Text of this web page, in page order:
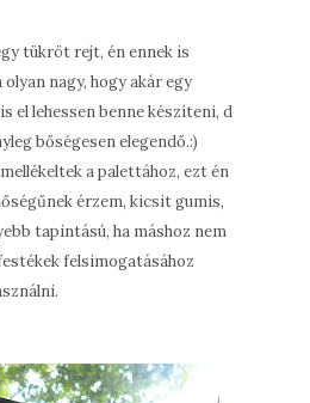
tükröt rejt, én ennek is
nagy, hogy akár egy
el lehessen benne készíteni, de
bőségesen elegendő.:)
a palettához, ezt én
érzem, kicsit gumis,
tapintású, ha máshoz nem
felsimogatásához